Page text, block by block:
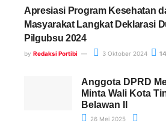
Apresiasi Program Kesehatan
Masyarakat Langkat Deklarasi
Pilgubsu 2024
by Redaksi Portibi 3 Oktober 2024 14
Anggota DPRD
Minta Wali Kota
Belawan II
26 Mei 2025